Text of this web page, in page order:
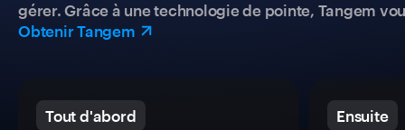
gérer. Grâce à une technologie de pointe, Tangem
Obtenir Tangem
Tout d'abord Ensuite